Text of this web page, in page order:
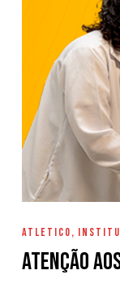
ATLETICO,
Atenção